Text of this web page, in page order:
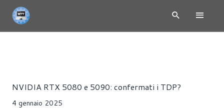
NVIDIA RTX 5080 e 5090: confermati i TDP?
4 gennaio 2025